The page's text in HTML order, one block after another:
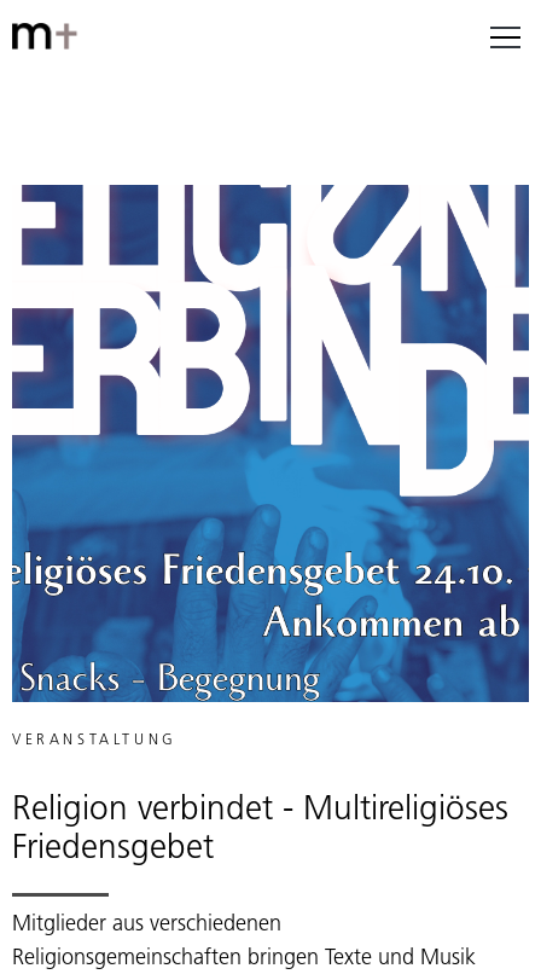
VERANSTALTUNG
Religion verbindet - Multireligiöses
Friedensgebet
Mitglieder aus verschiedenen
Religionsgemeinschaften bringen Texte und Musik